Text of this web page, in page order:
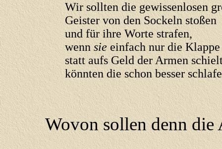
Wir sollten die gewissenlosen
Geister von den Sockeln stoßen
und für ihre Worte strafen,
wennsieeinfach nur die
statt aufs Geld der Armen
könnten die schon besser
Wovon sollen denn die